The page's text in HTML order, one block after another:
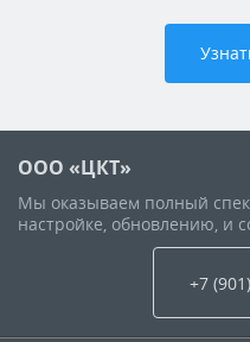
ООО «ЦКТ»
Мы оказываем полный
настройке, обновлению, и
+7 (901)